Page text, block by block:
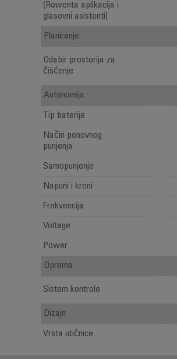
(Rowenta aplikacija i
glasovni asistenti)
Planiranje
Odabir prostorija za
čišćenje
Autonomija
Tip baterije
Način ponovnog
punjenja
Samopunjenje
Napuni i kreni
Frekvencija
Voltage
Power
Oprema
Sistem kontrole
Dizajn
Vrsta utičnice